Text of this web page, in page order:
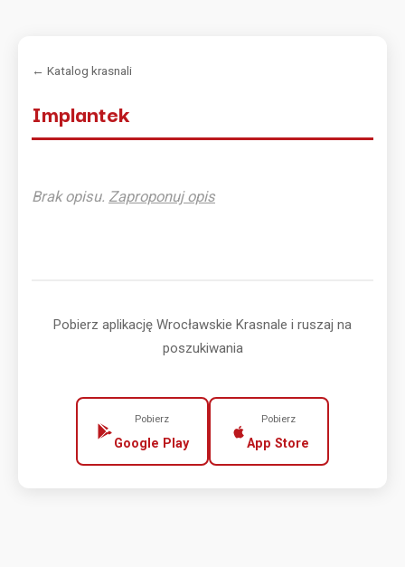
← Katalog krasnali
Implantek
Brak opisu. Zaproponuj opis
Pobierz aplikację Wrocławskie Krasnale i ruszaj na
poszukiwania
Pobierz
Google Play
Pobierz
App Store